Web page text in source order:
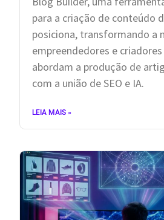
para a criação de conteúdo
posiciona, transformando a
empreendedores e
abordam a produção de
com a união de SEO e IA.
LEIA MAIS »